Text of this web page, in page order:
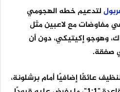
لتدعيم خطه الهجومي
مفاوضات مع لاعبين مثل
وهوجو إكيتيكي، دون أن
صفقة.
عائقًا إضافيًا أمام برشلونة،